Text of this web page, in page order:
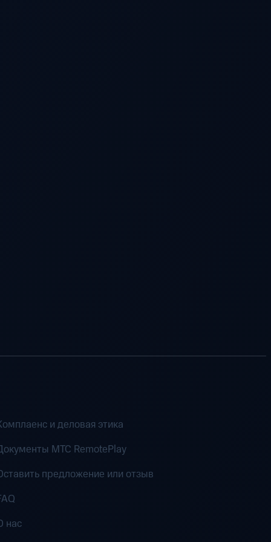
и деловая этика
MTC RemotePlay
предложение или отзыв
нас